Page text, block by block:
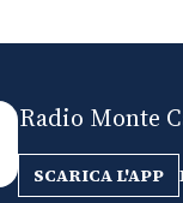
Radio Monte
SCARICA L'APP